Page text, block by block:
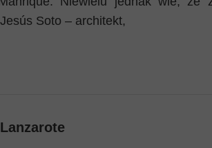
Soto – architekt,